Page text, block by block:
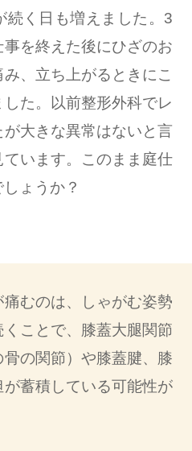
続く日も増えました。3
を終えた後にひざのお
、立ち上がるときにこ
た。以前整形外科でレ
大きな異常はないと言
います。このまま庭仕
ょうか？
むのは、しゃがむ姿勢
ことで、膝蓋大腿関節
骨の関節）や膝蓋腱、膝
蓄積している可能性が